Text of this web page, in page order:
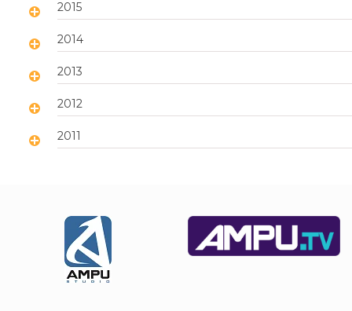
2015
2014
2013
2012
2011